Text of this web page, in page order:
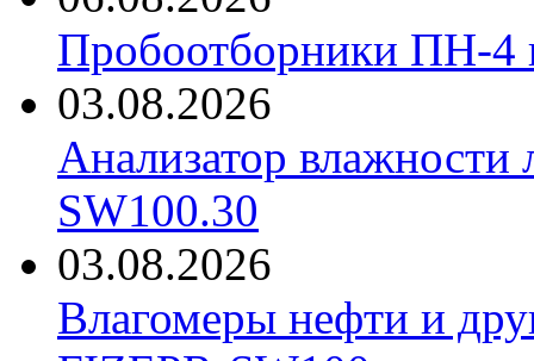
Пробоотборники ПН-
03.08.2026
Анализатор
SW100.30
03.08.2026
Влагомеры нефти и